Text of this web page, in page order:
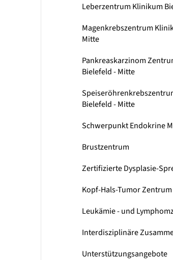
Leberzentrum Klinikum
Magenkrebszentrum
Mitte
Pankreaskarzinom
Bielefeld - Mitte
Bielefeld - Mitte
Schwerpunkt Endokrine
Brustzentrum
Zertifizierte Dysplasie-
Kopf-Hals-Tumor Zentrum
Leukämie - und
Interdisziplinäre
Unterstützungsangebote